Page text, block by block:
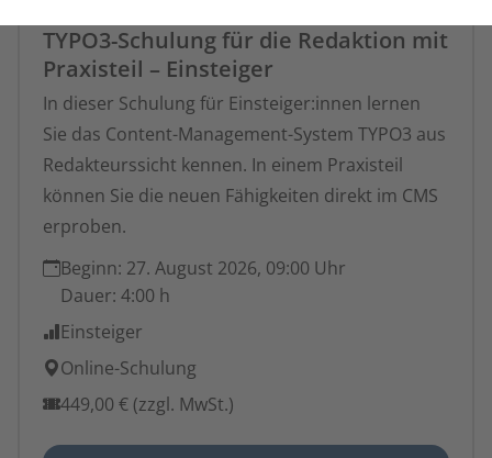
TYPO3-Schulung für die Redaktion mit
Praxisteil – Einsteiger
In dieser Schulung für Einsteiger:innen lernen
Sie das Content-Management-System TYPO3 aus
Redakteurssicht kennen. In einem Praxisteil
können Sie die neuen Fähigkeiten direkt im CMS
erproben.
Beginn: 27. August 2026, 09:00 Uhr
Dauer:4:00 h
Einsteiger
Online-Schulung
449,00 € (zzgl. MwSt.)